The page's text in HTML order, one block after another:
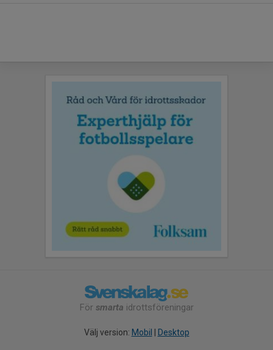
För smarta idrottsföreningar
Välj version: Mobil | Desktop